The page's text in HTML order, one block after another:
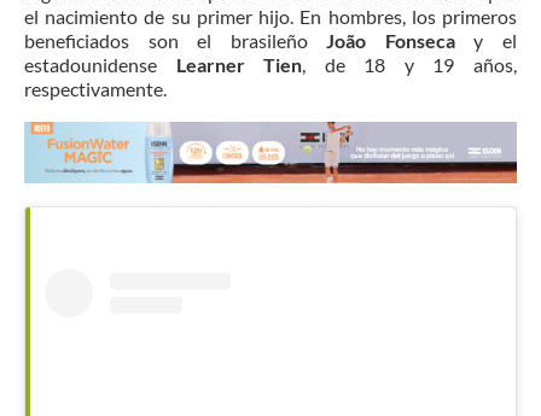
el nacimiento de su primer hijo. En hombres, los primeros
beneficiados son el brasileño
João Fonsecay el
estadounidense Learner Tien , de 18 y 19 años,
respectivamente.